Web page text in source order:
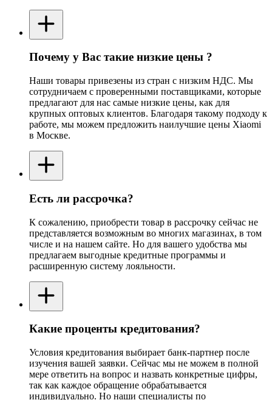
Почему у Вас такие низкие цены ?
Наши товары привезены из стран с низким НДС. Мы
сотрудничаем с проверенными поставщиками, которые
предлагают для нас самые низкие цены, как для
крупных оптовых клиентов. Благодаря такому подходу к
работе, мы можем предложить наилучшие цены Xiaomi
в Москве.
Есть ли рассрочка?
К сожалению, приобрести товар в рассрочку сейчас не
представляется возможным во многих магазинах, в том
числе и на нашем сайте. Но для вашего удобства мы
предлагаем выгодные кредитные программы и
расширенную систему лояльности.
Какие проценты кредитования?
Условия кредитования выбирает банк-партнер после
изучения вашей заявки. Сейчас мы не можем в полной
мере ответить на вопрос и назвать конкретные цифры,
так как каждое обращение обрабатывается
индивидуально. Но наши специалисты по